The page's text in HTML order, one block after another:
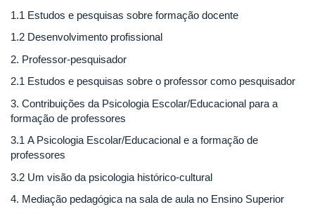
1.1 Estudos e pesquisas sobre formação docente
1.2 Desenvolvimento profissional
2. Professor-pesquisador
2.1 Estudos e pesquisas sobre o professor como pesquisador
3. Contribuições da Psicologia Escolar/Educacional para a
formação de professores
3.1 A Psicologia Escolar/Educacional e a formação de
professores
3.2 Um visão da psicologia histórico-cultural
4. Mediação pedagógica na sala de aula no Ensino Superior